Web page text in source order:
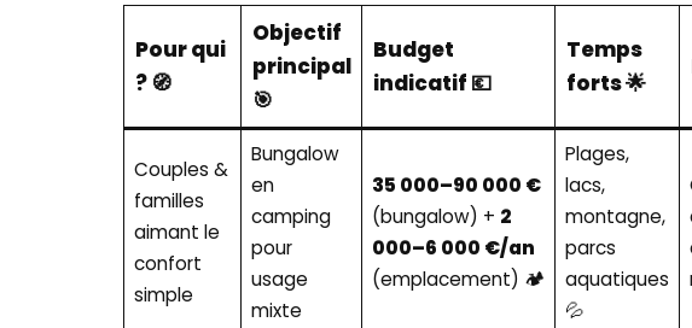
Pour qui
? 🧭
Objectif
principal
🎯
Budget
indicatif 💶
Temps
forts 🌟
Couples &
familles
aimant le
confort
simple
Bungalow
en
camping
pour
usage
mixte
35 000–90 000 €
(bungalow) + 2
000–6 000 €/an
(emplacement) 🏕️
Plages,
lacs,
montagne,
parcs
aquatiques
💦